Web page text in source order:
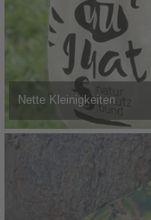
Nette Kleinigkeiten